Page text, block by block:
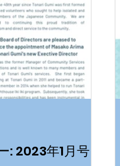
: 2023年1月号